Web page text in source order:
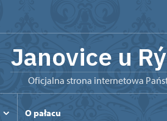
Janovice u
Oficjalna strona internetowa
O pałacu